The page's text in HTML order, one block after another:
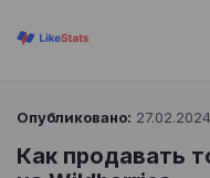
Опубликовано: 27.02.2024
Как продавать